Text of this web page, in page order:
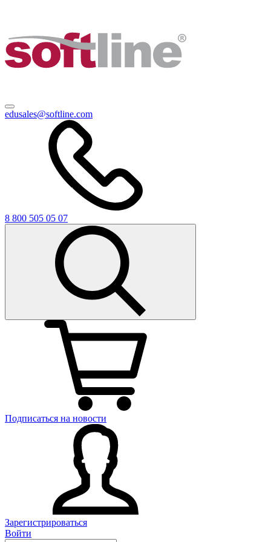
edusales@softline.com
8 800 505 05 07
Подписаться на новости
Зарегистрироваться
Войти